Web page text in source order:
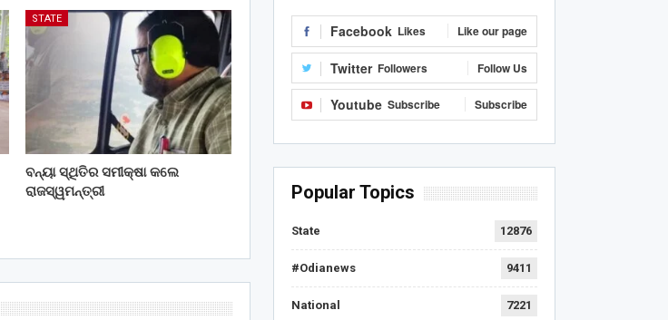
STATE
ବନ୍ୟା ସ୍ଥିତିର ସମୀକ୍ଷା କଲେ
ରାଜସ୍ୱମନ୍ତ୍ରୀ
Facebook Likes Like our page
Twitter Followers Follow Us
Youtube Subscribe Subscribe
Popular Topics
State 12876
#Odianews 9411
National 7221